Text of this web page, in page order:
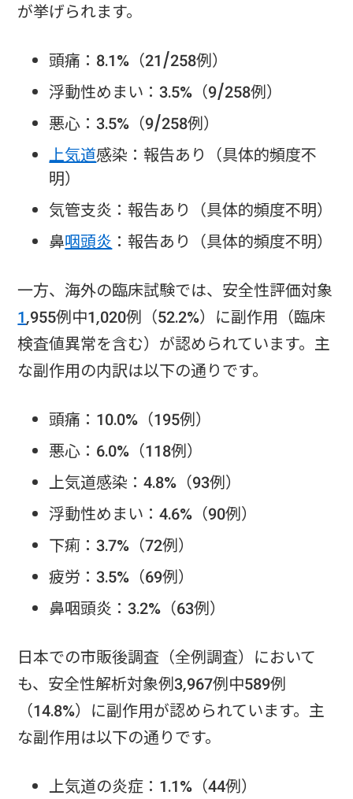
が挙げられます。
頭痛：8.1%（21/258例）
浮動性めまい：3.5%（9/258例）
悪心：3.5%（9/258例）
上気道感染：報告あり（具体的頻度不
明）
気管支炎：報告あり（具体的頻度不明）
鼻咽頭炎 ：報告あり（具体的頻度不明）
一方、海外の臨床試験では、安全性評価対象
1,955例中1,020例（52.2%）に副作用（臨床
検査値異常を含む）が認められています。主
な副作用の内訳は以下の通りです。
頭痛：10.0%（195例）
悪心：6.0%（118例）
上気道感染：4.8%（93例）
浮動性めまい：4.6%（90例）
下痢：3.7%（72例）
疲労：3.5%（69例）
鼻咽頭炎：3.2%（63例）
日本での市販後調査（全例調査）において
も、安全性解析対象例3,967例中589例
（14.8%）に副作用が認められています。主
な副作用は以下の通りです。
上気道の炎症：1.1%（44例）